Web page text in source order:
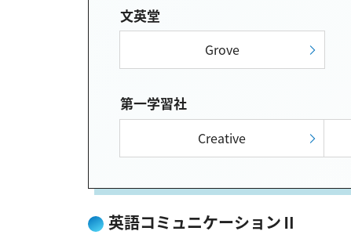
文英堂
Grove
第一学習社
Creative
英語コミュニケーションⅡ